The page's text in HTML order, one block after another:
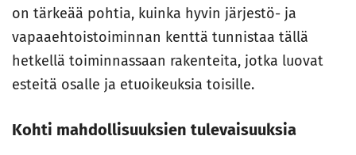
on tärkeää pohtia, kuinka hyvin järjestö- ja
vapaaehtoistoiminnan kenttä tunnistaa tällä
hetkellä toiminnassaan rakenteita, jotka luovat
esteitä osalle ja etuoikeuksia toisille.
Kohti mahdollisuuksien tulevaisuuksia